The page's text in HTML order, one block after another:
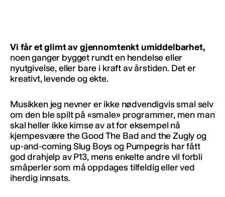
Vi får et glimt av gjennomtenkt umiddelbarhet,
noen ganger bygget rundt en hendelse eller
nyutgivelse, eller bare i kraft av årstiden. Det er
kreativt, levende og ekte.
Musikken jeg nevner er ikke nødvendigvis smal selv
om den ble spilt på «smale» programmer, men man
skal heller ikke kimse av at for eksempel nå
kjempesvære the Good The Bad and the Zugly og
up-and-coming Slug Boys og Pumpegris har fått
god drahjelp av P13, mens enkelte andre vil forbli
småperler som må oppdages tilfeldig eller ved
iherdig innsats.